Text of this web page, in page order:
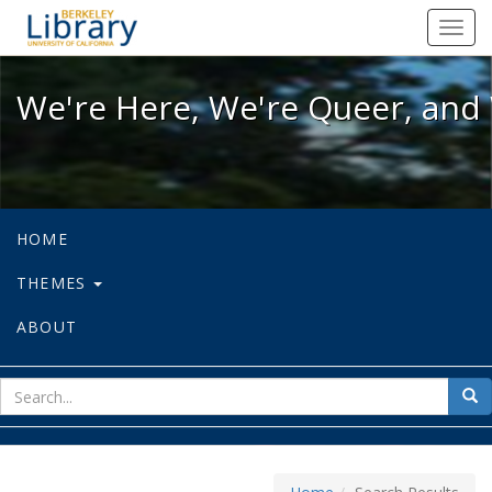
We're Here, We're Queer, and
We're Here, We're Queer,
HOME
THEMES
ABOUT
for